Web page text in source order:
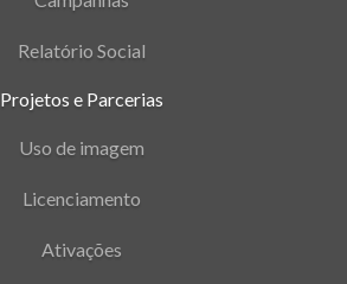
Relatório Social
Projetos e Parcerias
Uso de imagem
Licenciamento
Ativações